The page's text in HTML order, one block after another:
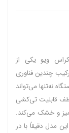
کراس ویو یکی از
چندین فناوری
نه‌تنها می‌تواند
قابلیت تی‌کشی
و خشک می‌کند.
مدل دقیقاً با در